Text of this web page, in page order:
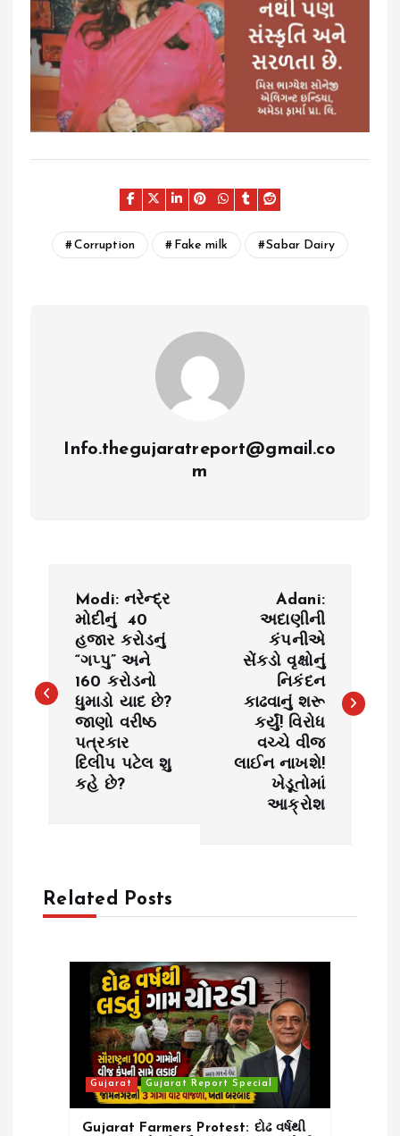
Corruption Fake milk Sabar Dairy
Info.thegujaratreport@gmail.co
m
t
Modi: નરેન્દ્ર
મોદીનું ₹ 40
હજાર કરોડનું
“ગપ્પુ” અને ₹
160 કરોડનો
ધુમાડો યાદ છે?
જાણો વરીષ્ઠ
પત્રકાર
દિલીપ પટેલ શુ
કહે છે?
Adani:
અદાણીની
કંપનીએ
સેંકડો વૃક્ષોનું
નિકંદન
કાઢવાનું શરૂ
કર્યું! વિરોધ
વચ્ચે વીજ
લાઈન નાખશે!
ખેડૂતોમાં
આક્રોશ
Related Posts
Gujarat Gujarat Report Special
Gujarat Farmers Protest: દોઢ વર્ષથી